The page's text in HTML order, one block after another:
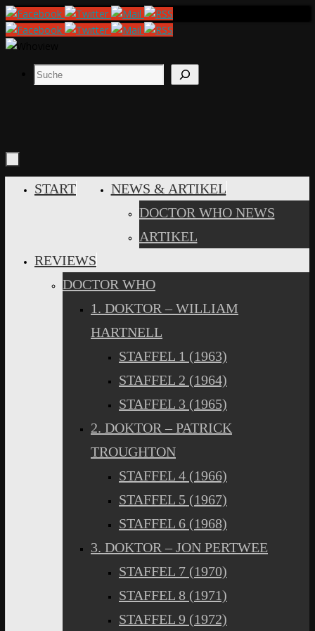
Zum
Inhalt
springen
Suchen
INHALT
START
NEWS & ARTIKEL
DOCTOR WHO NEWS
ARTIKEL
REVIEWS
DOCTOR WHO
1. DOKTOR – WILLIAM
HARTNELL
STAFFEL 1 (1963)
STAFFEL 2 (1964)
STAFFEL 3 (1965)
2. DOKTOR – PATRICK
TROUGHTON
STAFFEL 4 (1966)
STAFFEL 5 (1967)
STAFFEL 6 (1968)
3. DOKTOR – JON PERTWEE
STAFFEL 7 (1970)
STAFFEL 8 (1971)
STAFFEL 9 (1972)